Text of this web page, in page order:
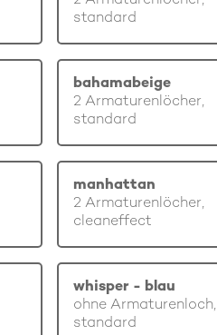
standard
bahamabeige
2 Armaturenlöcher,
standard
manhattan
2 Armaturenlöcher,
cleaneffect
whisper - blau
ohne Armaturenloch,
standard